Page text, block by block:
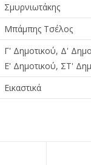
Σμυρνιωτάκης
Μπάμπης Τσέλος
Γ' Δημοτικού, Δ'
Ε' Δημοτικού, ΣΤ'
Εικαστικά